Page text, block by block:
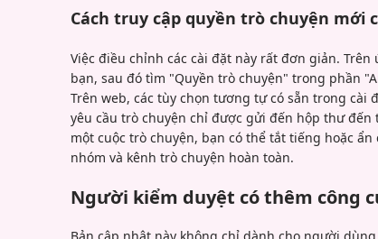
Cách truy cập quyền trò chuyện mới
Việc điều chỉnh các cài đặt này rất đơn giản.
bạn, sau đó tìm "Quyền trò chuyện" trong phần
Trên web, các tùy chọn tương tự có sẵn trong
yêu cầu trò chuyện chỉ được gửi đến hộp thư
một cuộc trò chuyện, bạn có thể tắt tiếng hoặc
nhóm và kênh trò chuyện hoàn toàn.
Người kiểm duyệt có thêm công